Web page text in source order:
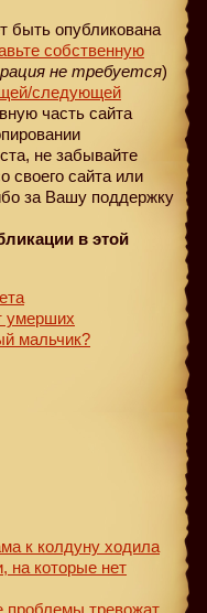
быть опубликована
собственную
не требуется)
/следующей
часть сайта
не забывайте
своего сайта или
за Вашу поддержку
в этой
умерших
мальчик?
к колдуну ходила
на которые нет
проблемы тревожат